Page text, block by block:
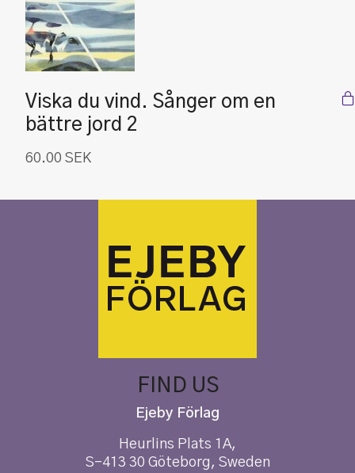
Viska du vind. Sånger om en
bättre jord 2
60.00 SEK
FIND US
Ejeby Förlag
Heurlins Plats 1A,
S-413 30 Göteborg, Sweden